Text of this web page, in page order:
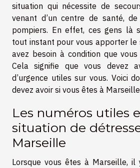
situation qui nécessite de
venant d’un centre de santé,
pompiers. En effet, ces gens là
tout instant pour vous apporter le
avez besoin à condition que
Cela signifie que vous devez
d’urgence utiles sur vous. Voici
devez avoir si vous êtes à
Les numéros utiles
situation de
Marseille
Lorsque vous êtes à Marseille, il